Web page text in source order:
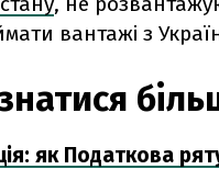
вантажі з
як Податкова